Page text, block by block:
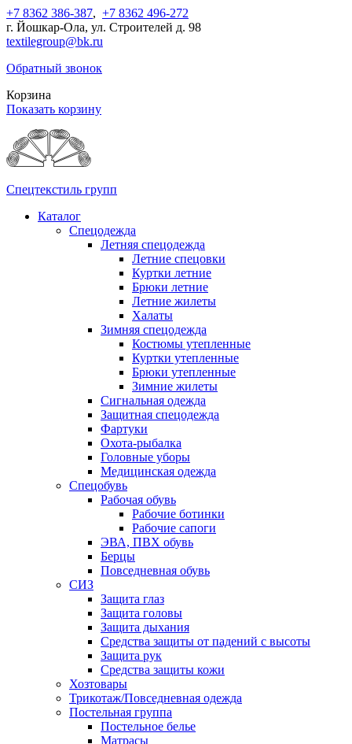
+7 8362 386-387, +7 8362 496-272
г. Йошкар-Ола, ул. Строителей д. 98
textilegroup@bk.ru
Обратный звонок
Корзина
Показать корзину
Спецтекстиль групп
Каталог
Спецодежда
Летняя спецодежда
Летние спецовки
Куртки летние
Брюки летние
Летние жилеты
Халаты
Зимняя спецодежда
Костюмы утепленные
Куртки утепленные
Брюки утепленные
Зимние жилеты
Сигнальная одежда
Защитная спецодежда
Фартуки
Охота-рыбалка
Головные уборы
Медицинская одежда
Спецобувь
Рабочая обувь
Рабочие ботинки
Рабочие сапоги
ЭВА, ПВХ обувь
Берцы
Повседневная обувь
СИЗ
Защита глаз
Защита головы
Защита дыхания
Средства защиты от падений с высоты
Защита рук
Средства защиты кожи
Хозтовары
Трикотаж/Повседневная одежда
Постельная группа
Постельное белье
Матрасы